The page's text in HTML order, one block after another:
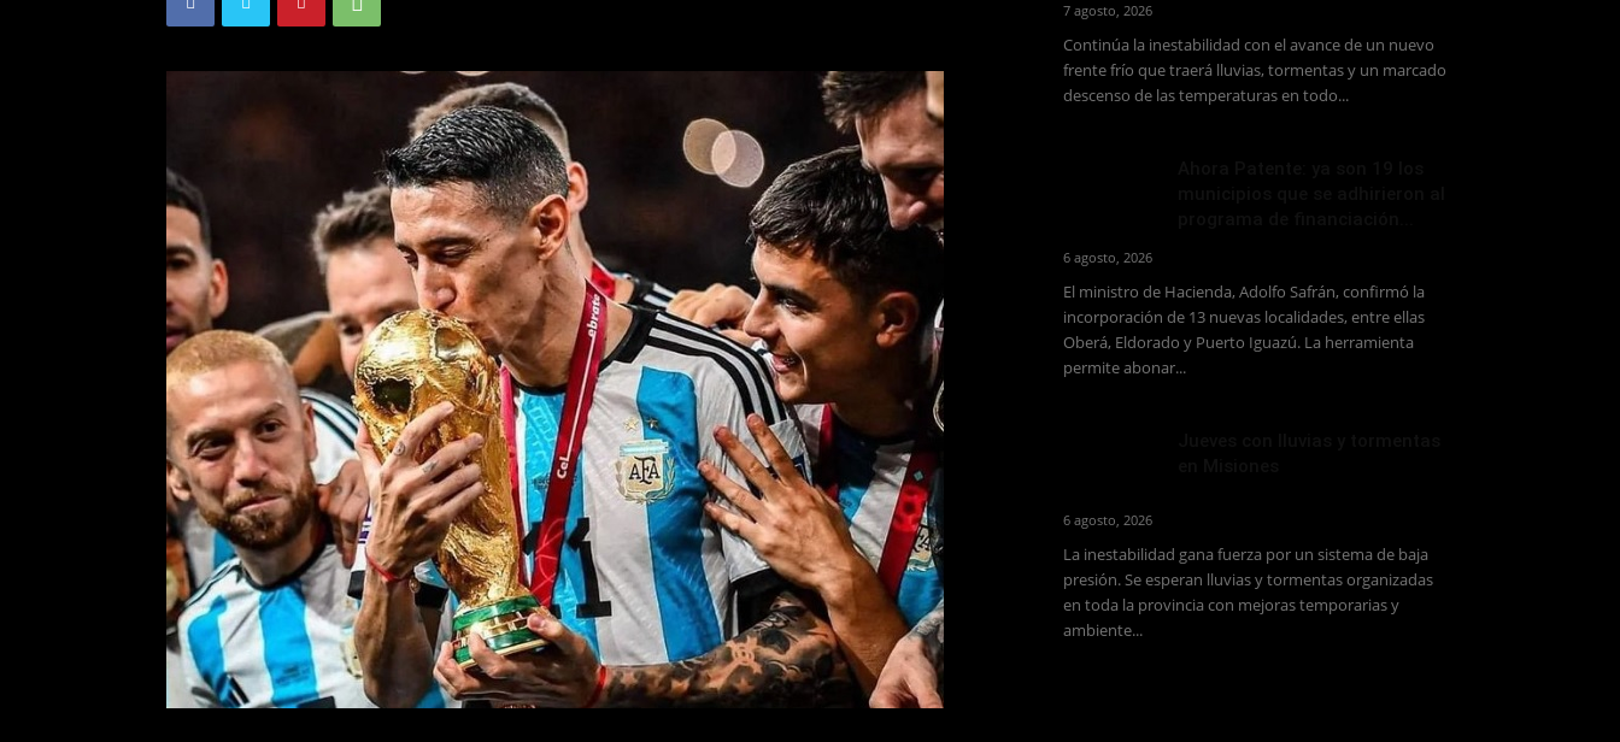
7 agosto, 2026
Continúa la inestabilidad con el avance de un nuevo
frente frío que traerá lluvias, tormentas y un marcado
descenso de las temperaturas en todo...
6 agosto, 2026
El ministro de Hacienda, Adolfo Safrán, confirmó la
incorporación de 13 nuevas localidades, entre ellas
Oberá, Eldorado y Puerto Iguazú. La herramienta
permite abonar...
6 agosto, 2026
La inestabilidad gana fuerza por un sistema de baja
presión. Se esperan lluvias y tormentas organizadas
en toda la provincia con mejoras temporarias y
ambiente...